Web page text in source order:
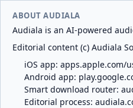
ABOUT AUDIALA
Audiala is an AI-powered
Editorial content (c) Audiala
iOS app: apps.apple.com/
Android app:
Smart download router:
Editorial process: